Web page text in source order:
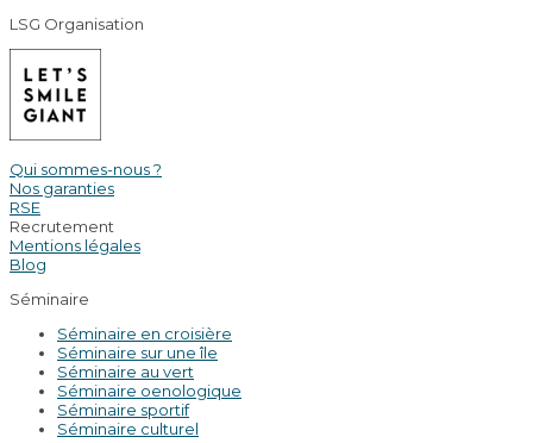
LSG Organisation
Qui sommes-nous ?
Nos garanties
RSE
Recrutement
Mentions légales
Blog
Séminaire
Séminaire en croisière
Séminaire sur une île
Séminaire au vert
Séminaire oenologique
Séminaire sportif
Séminaire culturel